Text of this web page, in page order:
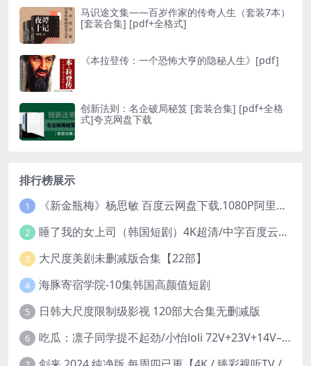
马识途文集——百岁作家的传奇人生（套装7本）
[ 套装合集] [pdf+全格式]
《本拉登传：一个恐怖大亨的隐秘人生》[pdf]
创新法则：名企破局秘笈 [ 套装合集] [pdf+全格
式]夸克网盘下载
排行榜展示
1 《新金瓶梅》杨思敏 百度云网盘下载.1080P阿里下载.国语中字.(1996)
2 睡了我的女上司（韩国短剧）4K超清/中字百度云网盘下载
3 大尺度美剧未删减版合集【22部】
4 海豚寄宿学院-10集韩国高颜值短剧
5 日韩大尺度限制级影视 120部大合集无删减版
6 吃瓜：凛子同学提不起劲/小怡loli 72V+23V+14V–24.02GB】